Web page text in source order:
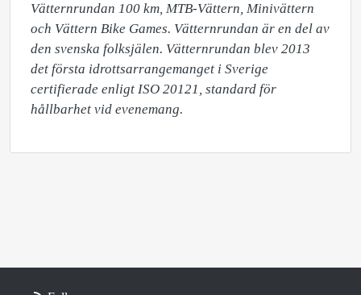
Vätternrundan 100 km, MTB-Vättern, Minivättern
och Vättern Bike Games. Vätternrundan är en del av
den svenska folksjälen. Vätternrundan blev 2013
det första idrottsarrangemanget i Sverige
certifierade enligt ISO 20121, standard för
hållbarhet vid evenemang.